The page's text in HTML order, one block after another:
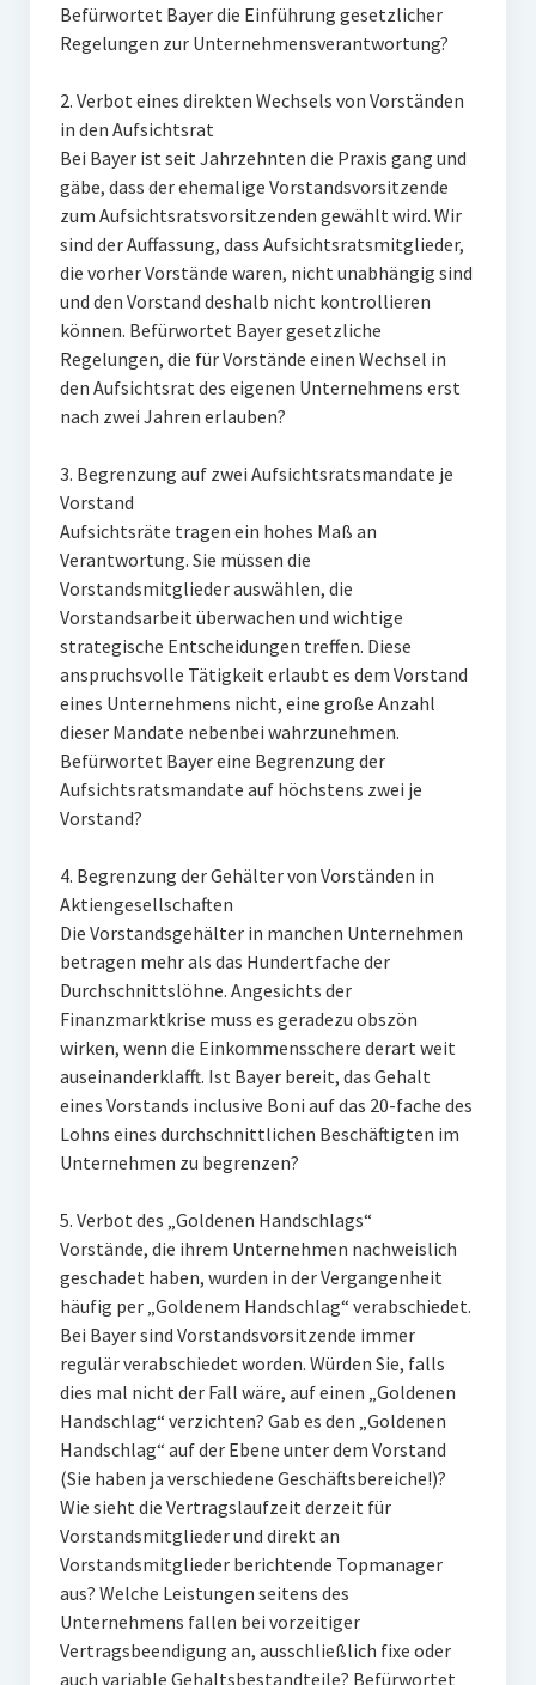
Befürwortet Bayer die Einführung gesetzlicher
Regelungen zur Unternehmensverantwortung?
2. Verbot eines direkten Wechsels von Vorständen
in den Aufsichtsrat
Bei Bayer ist seit Jahrzehnten die Praxis gang und
gäbe, dass der ehemalige Vorstandsvorsitzende
zum Aufsichtsratsvorsitzenden gewählt wird. Wir
sind der Auffassung, dass Aufsichtsratsmitglieder,
die vorher Vorstände waren, nicht unabhängig sind
und den Vorstand deshalb nicht kontrollieren
können. Befürwortet Bayer gesetzliche
Regelungen, die für Vorstände einen Wechsel in
den Aufsichtsrat des eigenen Unternehmens erst
nach zwei Jahren erlauben?
3. Begrenzung auf zwei Aufsichtsratsmandate je
Vorstand
Aufsichtsräte tragen ein hohes Maß an
Verantwortung. Sie müssen die
Vorstandsmitglieder auswählen, die
Vorstandsarbeit überwachen und wichtige
strategische Entscheidungen treffen. Diese
anspruchsvolle Tätigkeit erlaubt es dem Vorstand
eines Unternehmens nicht, eine große Anzahl
dieser Mandate nebenbei wahrzunehmen.
Befürwortet Bayer eine Begrenzung der
Aufsichtsratsmandate auf höchstens zwei je
Vorstand?
4. Begrenzung der Gehälter von Vorständen in
Aktiengesellschaften
Die Vorstandsgehälter in manchen Unternehmen
betragen mehr als das Hundertfache der
Durchschnittslöhne. Angesichts der
Finanzmarktkrise muss es geradezu obszön
wirken, wenn die Einkommensschere derart weit
auseinanderklafft. Ist Bayer bereit, das Gehalt
eines Vorstands inclusive Boni auf das 20-fache des
Lohns eines durchschnittlichen Beschäftigten im
Unternehmen zu begrenzen?
5. Verbot des „Goldenen Handschlags“
Vorstände, die ihrem Unternehmen nachweislich
geschadet haben, wurden in der Vergangenheit
häufig per „Goldenem Handschlag“ verabschiedet.
Bei Bayer sind Vorstandsvorsitzende immer
regulär verabschiedet worden. Würden Sie, falls
dies mal nicht der Fall wäre, auf einen „Goldenen
Handschlag“ verzichten? Gab es den „Goldenen
Handschlag“ auf der Ebene unter dem Vorstand
(Sie haben ja verschiedene Geschäftsbereiche!)?
Wie sieht die Vertragslaufzeit derzeit für
Vorstandsmitglieder und direkt an
Vorstandsmitglieder berichtende Topmanager
aus? Welche Leistungen seitens des
Unternehmens fallen bei vorzeitiger
Vertragsbeendigung an, ausschließlich fixe oder
auch variable Gehaltsbestandteile? Befürwortet